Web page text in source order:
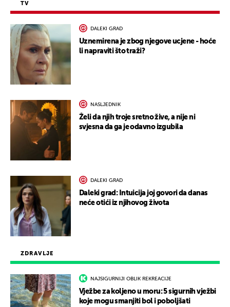
ZDRAVLJE
NAJSIGURNIJI OBLIK REKREACIJE
Vježbe za koljeno u moru: 5 sigurnih vježbi
koje mogu smanjiti bol i poboljšati
TV
DALEKI GRAD
Uznemirena je zbog njegove ucjene - hoće
li napraviti što traži?
NASLJEDNIK
Želi da njih troje sretno žive, a nije ni
svjesna da ga je odavno izgubila
DALEKI GRAD
Daleki grad: Intuicija joj govori da danas
neće otići iz njihovog života